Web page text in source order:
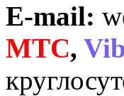
E-mail:
MTC,